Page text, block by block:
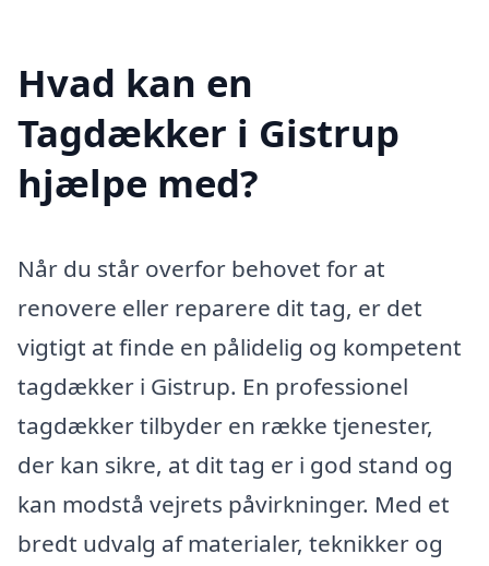
Hvad kan en
Tagdækker i Gistrup
hjælpe med?
Når du står overfor behovet for at
renovere eller reparere dit tag, er det
vigtigt at finde en pålidelig og kompetent
tagdækker i Gistrup. En professionel
tagdækker tilbyder en række tjenester,
der kan sikre, at dit tag er i god stand og
kan modstå vejrets påvirkninger. Med et
bredt udvalg af materialer, teknikker og